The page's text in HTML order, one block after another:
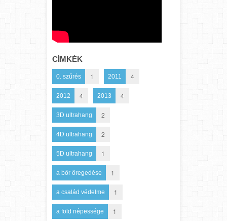
CÍMKÉK
0. szűrés 1 2011 4
2012 4 2013 4
3D ultrahang 2
4D ultrahang 2
5D ultrahang 1
a bőr öregedése 1
a család védelme 1
a föld népessége 1